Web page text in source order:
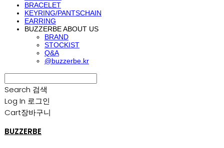
BRACELET
KEYRING/PANTSCHAIN
EARRING
BUZZERBE ABOUT US
BRAND
STOCKIST
Q&A
@buzzerbe.kr
Search 검색
Log In 로그인
Cart장바구니
BUZZERBE